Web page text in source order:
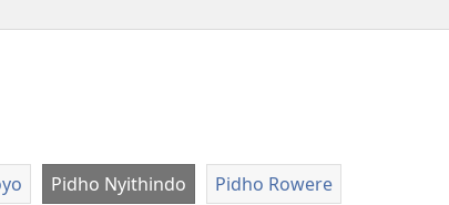
Pidho Nyithindo Pidho Rowere